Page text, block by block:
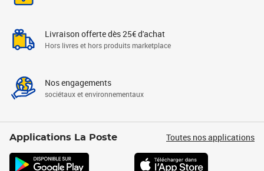
Livraison offerte dès 25€ d'achat
Hors livres et hors produits marketplace
Nos engagements
sociétaux et environnementaux
Applications La Poste Toutes nos applications